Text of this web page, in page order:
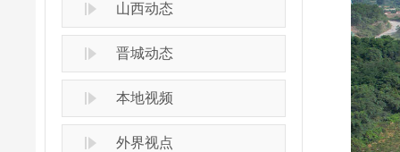
山西动态
晋城动态
本地视频
外界视点